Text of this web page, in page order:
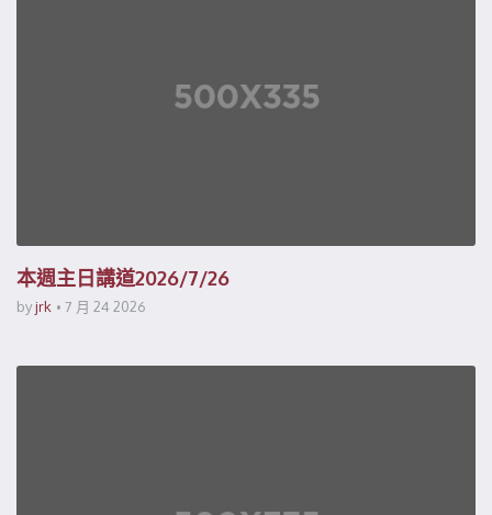
本週主日講道2026/7/26
byjrk 7 月 24 2026